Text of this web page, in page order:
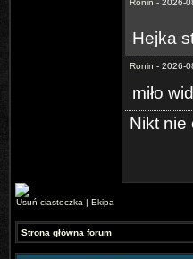
Ronin - 2026-
Hejka
Ronin - 2026-
miło
Nikt nie
Usuń ciasteczka | Ekipa
Strona główna forum